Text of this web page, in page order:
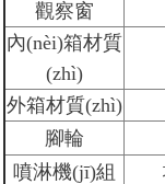
觀察窗
內(nèi)箱材質
(zhì)
外箱材質(zhì)
腳輪
噴淋機(jī)組